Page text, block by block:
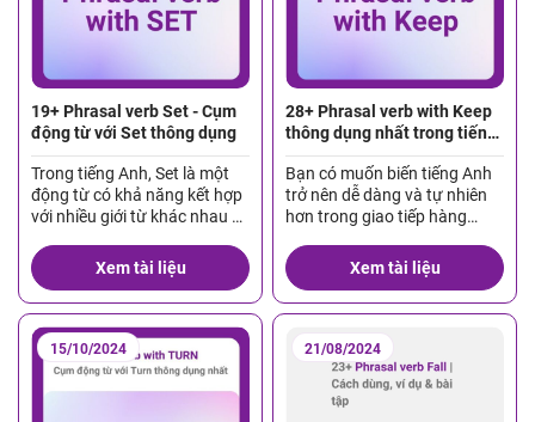
19+ Phrasal verb Set - Cụm
động từ với Set thông dụng
Trong tiếng Anh, Set là một
động từ có khả năng kết hợp
với nhiều giới từ khác nhau để
đa dạng về nghĩa. Những
cụm động từ này không chỉ là
một phần quan trọng trong
giao tiếp hàng ngày mà còn
là những từ ghi điểm cao
trong […]
Xem tài liệu
28+ Phrasal verb with Keep
thông dụng nhất trong tiếng
Anh
Bạn có muốn biến tiếng Anh
trở nên dễ dàng và tự nhiên
hơn trong giao tiếp hàng
Keep chính là chìa khóa để
bạn làm điều đó! Đây là nhóm
từ vựng không chỉ thường
cuộc trò chuyện mà còn giúp
bạn diễn đạt ý […]
Xem tài liệu
15/10/2024 21/08/2024